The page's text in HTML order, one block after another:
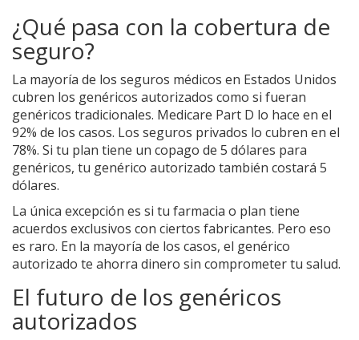
¿Qué pasa con la cobertura de
seguro?
La mayoría de los seguros médicos en Estados Unidos
cubren los genéricos autorizados como si fueran
genéricos tradicionales. Medicare Part D lo hace en el
92% de los casos. Los seguros privados lo cubren en el
78%. Si tu plan tiene un copago de 5 dólares para
genéricos, tu genérico autorizado también costará 5
dólares.
La única excepción es si tu farmacia o plan tiene
acuerdos exclusivos con ciertos fabricantes. Pero eso
es raro. En la mayoría de los casos, el genérico
autorizado te ahorra dinero sin comprometer tu salud.
El futuro de los genéricos
autorizados